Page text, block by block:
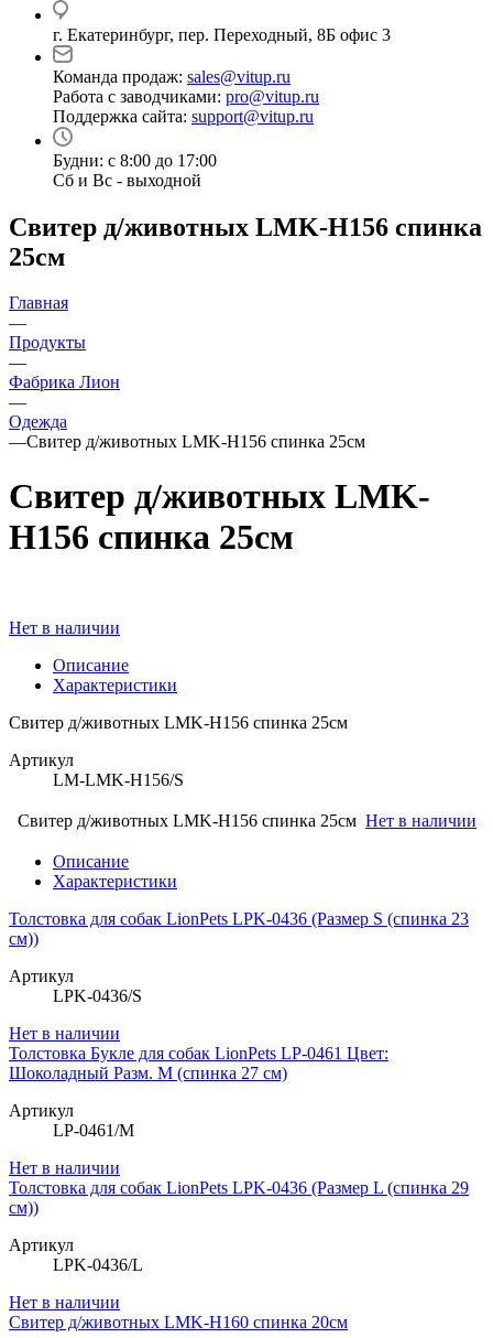
г. Екатеринбург, пер. Переходный, 8Б офис 3
Команда продаж: sales@vitup.ru
Работа с заводчиками: pro@vitup.ru
Поддержка сайта: support@vitup.ru
Будни: с 8:00 до 17:00
Сб и Вс - выходной
Свитер д/животных LMK-H156 спинка
25см
Главная
—
Продукты
—
Фабрика Лион
—
Одежда
—Свитер д/животных LMK-H156 спинка 25см
Свитер д/животных LMK-
H156 спинка 25см
Нет в наличии
Описание
Характеристики
Свитер д/животных LMK-H156 спинка 25см
Артикул
LM-LMK-H156/S
Свитер д/животных LMK-H156 спинка 25см Нет в наличии
Описание
Характеристики
Толстовка для собак LionPets LPK-0436 (Размер S (спинка 23
см))
Артикул
LPK-0436/S
Нет в наличии
Толстовка Букле для собак LionPets LP-0461 Цвет:
Шоколадный Разм. M (спинка 27 см)
Артикул
LP-0461/M
Нет в наличии
Толстовка для собак LionPets LPK-0436 (Размер L (спинка 29
см))
Артикул
LPK-0436/L
Нет в наличии
Свитер д/животных LMK-H160 спинка 20см